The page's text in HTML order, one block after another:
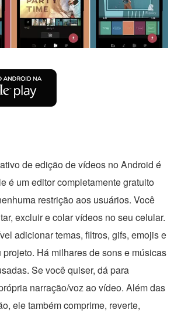
de edição de vídeos no Android é
é um editor completamente gratuito
restrição aos usuários. Você
excluir e colar vídeos no seu celular.
adicionar temas, filtros, gifs, emojis e
Há milhares de sons e músicas
Se você quiser, dá para
narração/voz ao vídeo. Além das
ele também comprime, reverte,